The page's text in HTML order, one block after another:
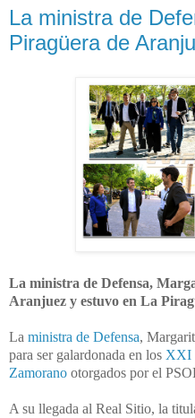
La ministra de
Piragüera de
La ministra de Defensa,
Aranjuez y estuvo en La
La ministra de Defensa,
para ser galardonada en los XXI
Zamorano otorgados por el
A su llegada al Real Sitio, la